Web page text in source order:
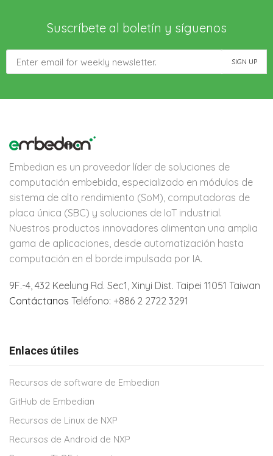
Suscríbete al boletín y síguenos
Embedian es un proveedor líder de soluciones de
computación embebida, especializado en módulos de
sistema de alto rendimiento (SoM), computadoras de
placa única (SBC) y soluciones de IoT industrial.
Nuestros productos innovadores alimentan una amplia
gama de aplicaciones, desde automatización hasta
computación en el borde impulsada por IA.
9F.-4, 432 Keelung Rd. Sec1, Xinyi Dist. Taipei 11051 Taiwan
Contáctanos Teléfono: +886 2 2722 3291
Enlaces útiles
Recursos de software de Embedian
GitHub de Embedian
Recursos de Linux de NXP
Recursos de Android de NXP